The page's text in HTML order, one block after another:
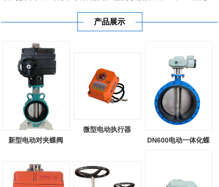
产，深受广大用户青睐。 本公司一直坚...[查看详情]
产品展示
新型电动对夹蝶阀
微型电动执行器
DN600电动一体化蝶